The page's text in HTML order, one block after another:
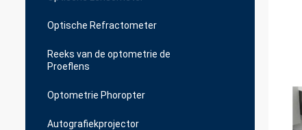
Optische Refractometer
Reeks van de optometrie de
Proeflens
Optometrie Phoropter
Autografiekprojector